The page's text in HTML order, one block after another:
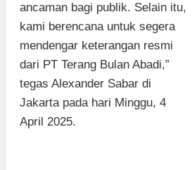
ancaman bagi publik. Selain itu,
kami berencana untuk segera
mendengar keterangan resmi
dari PT Terang Bulan Abadi,”
tegas Alexander Sabar di
Jakarta pada hari Minggu, 4
April 2025.